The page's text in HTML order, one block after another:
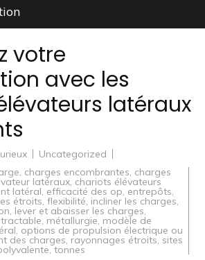
votre
avec les
latéraux
Uncategorized
, charges encombrantes, charges
latéraux, chariots élévateurs
latéral, efficacité des op, entrepôts,
étroits, flexibilité, incliner les charges,
, lever et abaisser les charges,
, métallurgie, modèle de
, options de propulsion électrique ou
des charges, rayonnages étroits, sites
,tonnes